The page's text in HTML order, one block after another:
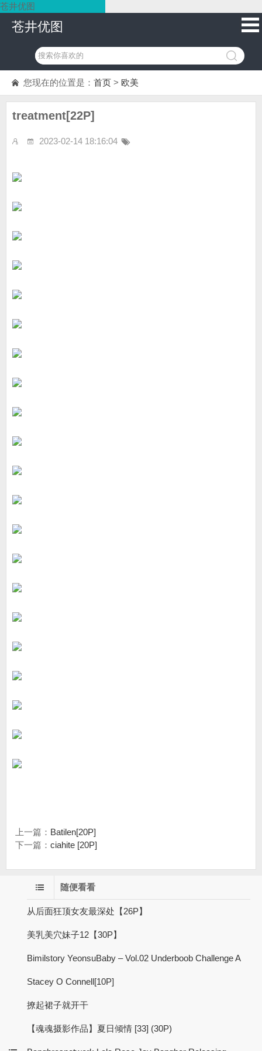
苍井优图
苍井优图
您现在的位置是： 首页 > 欧美
treatment[22P]
2023-02-14 18:16:04
上一篇： Batilen[20P]
下一篇： ciahite [20P]
随便看看
从后面狂顶女友最深处【26P】
美乳美穴妹子12【30P】
Bimilstory YeonsuBaby – Vol.02 Underboob Challenge A
Stacey O Connell[10P]
撩起裙子就开干
【魂魂摄影作品】夏日倾情 [33] (30P)